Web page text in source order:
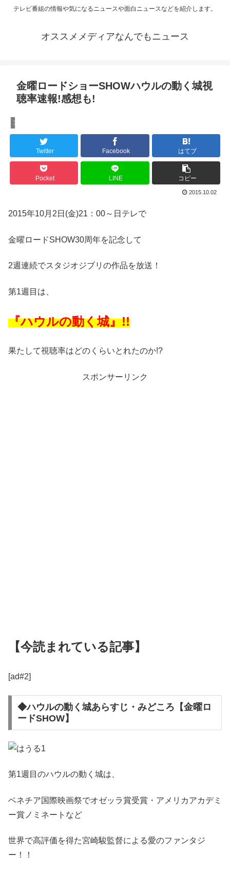
テレビ番組の情報や気になるニュースや面白ニュースなどを紹介します。
オススメメディアなんでもニュース
金曜ロードショーSHOWハウルの動く城視
聴率速報!感想も!
アニメ
Twitter Facebook はてブ
Pocket LINE コピー
2015.10.02
2015年10月2日(金)21：00～日テレで
金曜ロードSHOW30周年を記念して
2週連続でスタジオジブリの作品を放送！
第1週目は、
『ハウルの動く城』!!
果たして視聴率はどのくらいとれたのか!?
スポンサーリンク
【今読まれている記事】
[ad#2]
◆ハウルの動く城あらすじ・みどころ【金曜ロ
ードSHOW】
第1週目のハウルの動く城は、
ベネチア国際映画祭でオゼッラ賞受賞・アメリカアカデミ
ー賞ノミネートなど
世界で高評価を得た宮崎駿監督による愛のファンタジ
ー！！